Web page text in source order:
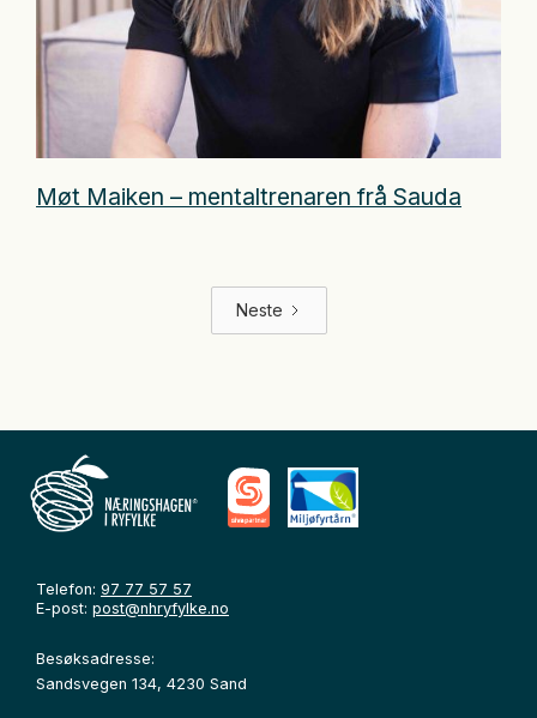
Møt Maiken – mentaltrenaren frå Sauda
Neste
Telefon: 97 77 57 57
E-post: post@nhryfylke.no
Besøksadresse:
Sandsvegen 134, 4230 Sand